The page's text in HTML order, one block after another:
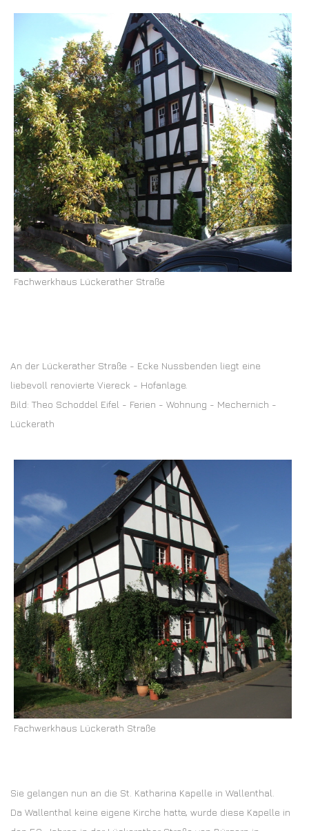
Fachwerkhaus Lückerather Straße
An der Lückerather Straße - Ecke Nussbenden liegt eine
liebevoll renovierte Viereck - Hofanlage.
Bild: Theo Schoddel Eifel - Ferien - Wohnung - Mechernich -
Lückerath
Fachwerkhaus Lückerath Straße
Sie gelangen nun an die St. Katharina Kapelle in Wallenthal.
Da Wallenthal keine eigene Kirche hatte, wurde diese Kapelle in